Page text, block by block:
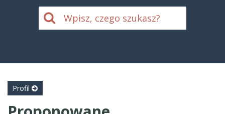
Profil